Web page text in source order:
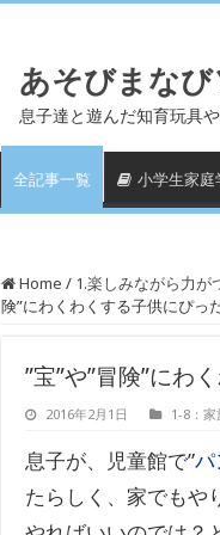
あそびまなび
息子達と遊んだ知育玩具
全記事一覧 小学生家
Home / 1.楽しみながら力が
険”にわくわくする子供にぴっ
”宝”や”冒険”にわ
2016年2月1日 1-8：
息子が、児童館で”パ
たらしく、家でもや